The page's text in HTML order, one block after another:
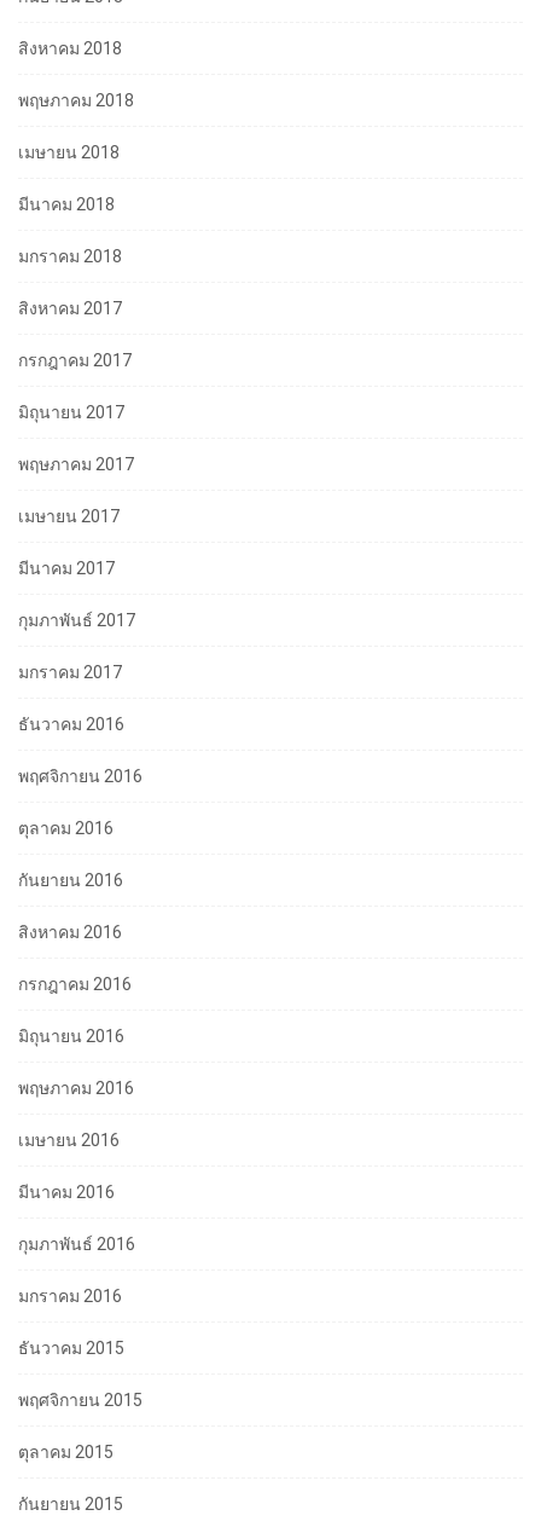
สิงหาคม 2018
พฤษภาคม 2018
เมษายน 2018
มีนาคม 2018
มกราคม 2018
สิงหาคม 2017
กรกฎาคม 2017
มิถุนายน 2017
พฤษภาคม 2017
เมษายน 2017
มีนาคม 2017
กุมภาพันธ์ 2017
มกราคม 2017
ธันวาคม 2016
พฤศจิกายน 2016
ตุลาคม 2016
กันยายน 2016
สิงหาคม 2016
กรกฎาคม 2016
มิถุนายน 2016
พฤษภาคม 2016
เมษายน 2016
มีนาคม 2016
กุมภาพันธ์ 2016
มกราคม 2016
ธันวาคม 2015
พฤศจิกายน 2015
ตุลาคม 2015
กันยายน 2015